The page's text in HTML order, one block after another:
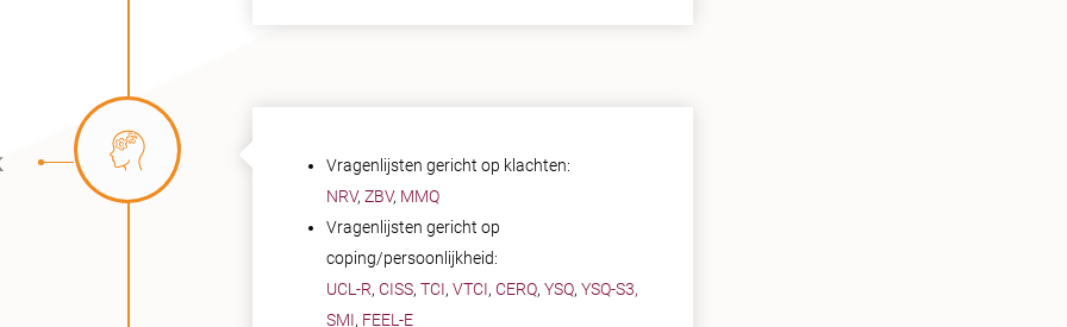
Vragenlijsten gericht op klachten:
NRV, ZBV, MMQ
Vragenlijsten gericht op
coping/persoonlijkheid:
UCL-R, CISS, TCI, VTCI, CERQ, YSQ, YSQ-S3,
SMI, FEEL-E